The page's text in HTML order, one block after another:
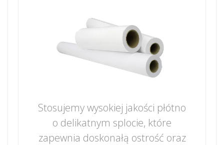
Stosujemy wysokiej jakości płótno
o delikatnym splocie, które
zapewnia doskonałą ostrość oraz